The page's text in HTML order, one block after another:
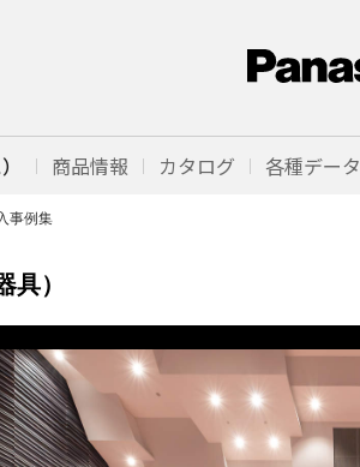
商品情報 カタログ 各種データ
事例集
具）